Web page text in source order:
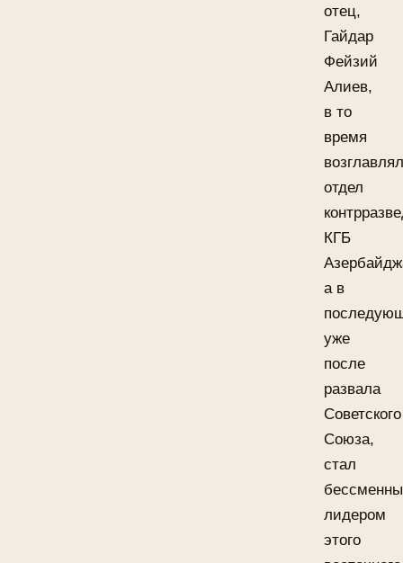
отец,
Гайдар
Фейзий
Алиев,
в то
время
возглавлял
отдел
КГБ
а в
уже
после
развала
Советского
Союза,
стал
лидером
этого